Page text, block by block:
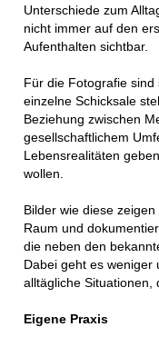
Unterschiede zum
nicht immer auf den
Aufenthalten sichtbar.
Für die Fotografie
einzelne Schicksale
Beziehung zwischen
gesellschaftlichem
Lebensrealitäten
wollen.
Bilder wie diese
Raum und
die neben den
Dabei geht es weniger
alltägliche Situationen,
Eigene Praxis